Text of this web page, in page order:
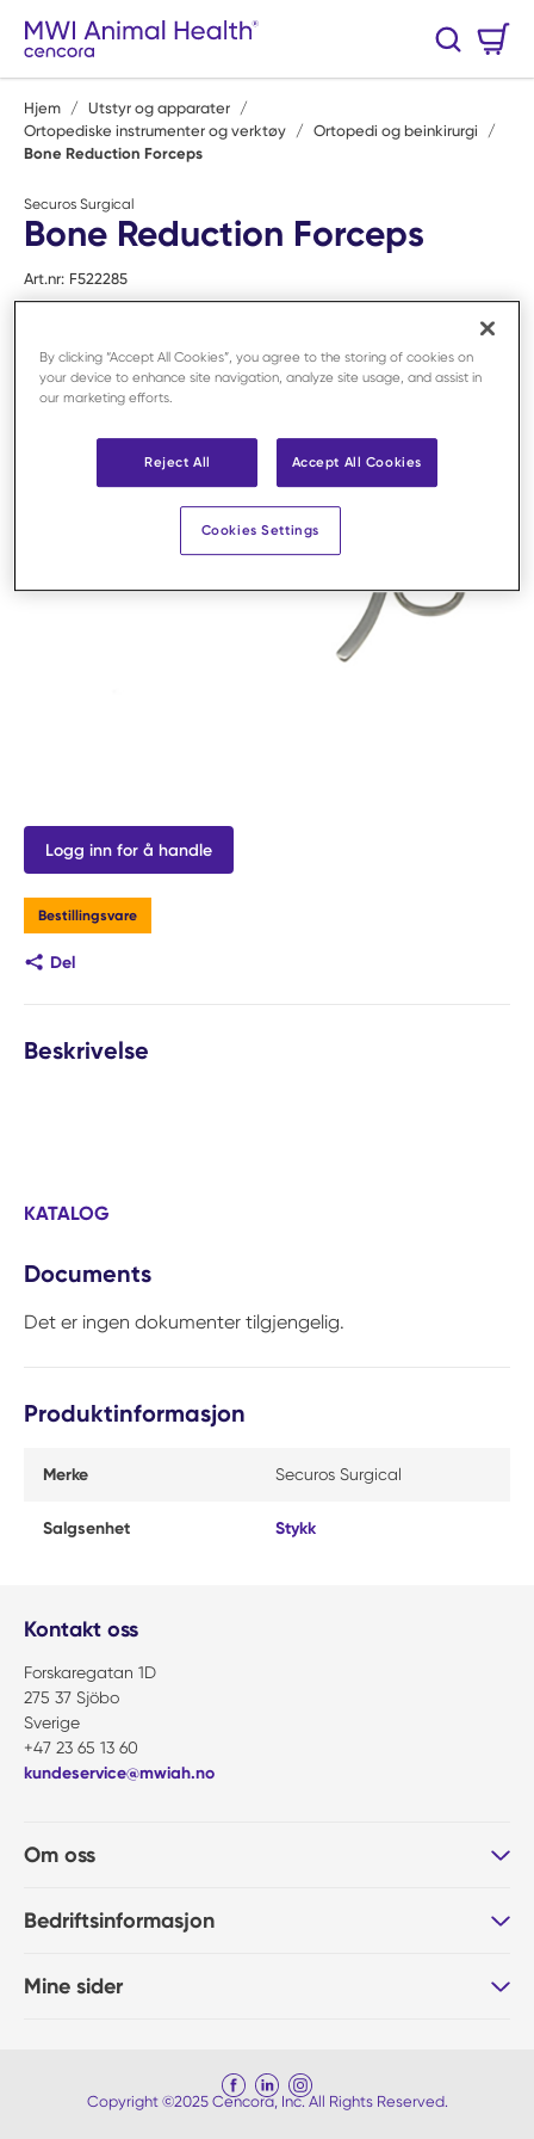
Hopp til hovedinnhold
Søk
Hjem / Utstyr og apparater /
Ortopediske instrumenter og verktøy / Ortopedi og beinkirurgi
/
Bone Reduction Forceps
Securos Surgical
Bone Reduction Forceps
Art.nr: F522285
Logg inn for å handle
Bestillingsvare
Del
Beskrivelse
KATALOG
Documents
Det er ingen dokumenter tilgjengelig.
Produktinformasjon
Merke Securos Surgical
Salgsenhet Stykk
Kontakt oss
Forskaregatan 1D
275 37 Sjöbo
Sverige
+47 23 65 13 60
kundeservice@mwiah.no
Om oss
Bedriftsinformasjon
Mine sider
Copyright ©2025 Cencora, Inc. All Rights Reserved.
By clicking “Accept All Cookies”, you agree to the storing of cookies on
your device to enhance site navigation, analyze site usage, and assist in
our marketing efforts.
Reject All Accept All Cookies
Cookies Settings